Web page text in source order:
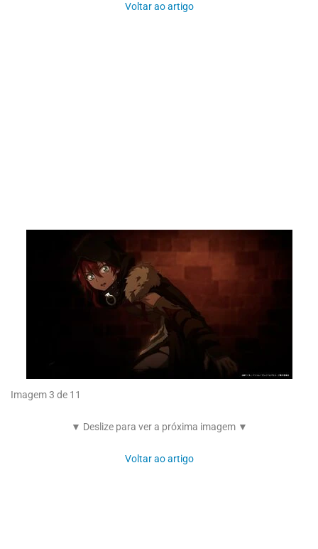
Voltar ao artigo
Imagem 3 de 11
▼ Deslize para ver a próxima imagem ▼
Voltar ao artigo